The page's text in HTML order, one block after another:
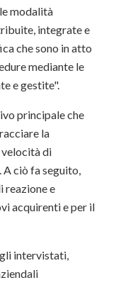
modalità
integrate e
che sono in atto
mediante le
e gestite".
principale che
la
di
ciò fa seguito,
reazione e
acquirenti e per il
intervistati,